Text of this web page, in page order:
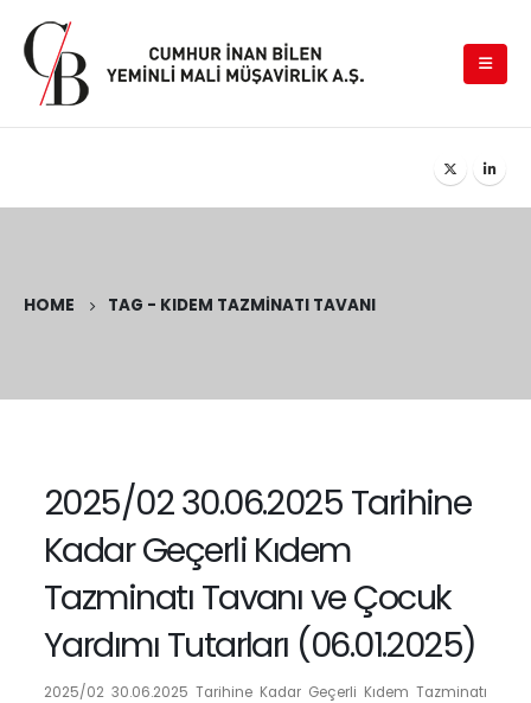
HOME TAG - KIDEM TAZMINATI TAVANI
2025/02 30.06.2025 Tarihine
Kadar Geçerli Kıdem
Tazminatı Tavanı ve Çocuk
Yardımı Tutarları (06.01.2025)
2025/02 30.06.2025 Tarihine Kadar Geçerli Kıdem Tazminatı